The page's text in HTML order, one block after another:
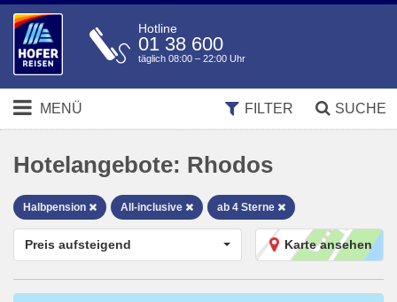
Hotline
01 38 600
täglich 08:00 – 22:00 Uhr
MENÜ SUCHE
FILTER
Hotelangebote: Rhodos
Halbpension All-inclusive ab 4 Sterne
Karte ansehen
Preis aufsteigend